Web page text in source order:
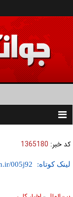
Toggle
کد خبر: 1365180
لینک کوتاه: